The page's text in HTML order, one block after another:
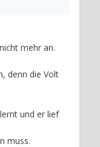
mehr an.
denn die Volt
und er lief
muss.